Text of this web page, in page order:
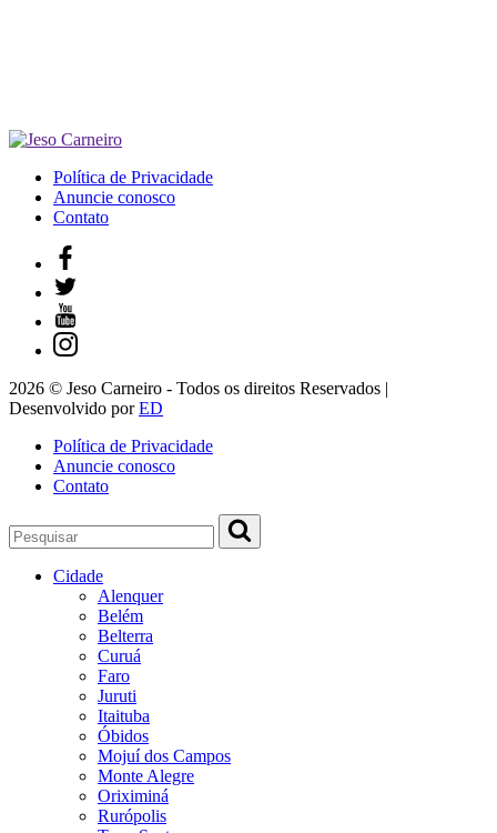
Política de Privacidade
Anuncie conosco
Contato
2026 © Jeso Carneiro - Todos os direitos Reservados |
Desenvolvido porED
Política de Privacidade
Anuncie conosco
Contato
Cidade
Alenquer
Belém
Belterra
Curuá
Faro
Juruti
Itaituba
Óbidos
Mojuí dos Campos
Monte Alegre
Oriximiná
Rurópolis